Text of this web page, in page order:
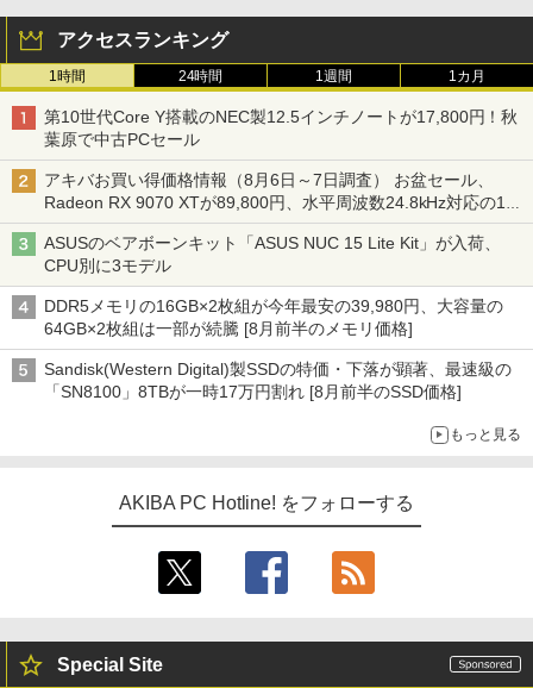
アクセスランキング
1時間 24時間 1週間 1カ月
第10世代Core Y搭載のNEC製12.5インチノートが17,800円！秋
葉原で中古PCセール
アキバお買い得価格情報（8月6日～7日調査） お盆セール、
Radeon RX 9070 XTが89,800円、水平周波数24.8kHz対応の17
型モニターが9,801円、暑さ指数連動セール ほか
ASUSのベアボーンキット「ASUS NUC 15 Lite Kit」が入荷、
CPU別に3モデル
DDR5メモリの16GB×2枚組が今年最安の39,980円、大容量の
64GB×2枚組は一部が続騰 [8月前半のメモリ価格]
Sandisk(Western Digital)製SSDの特価・下落が顕著、最速級の
「SN8100」8TBが一時17万円割れ [8月前半のSSD価格]
もっと見る
AKIBA PC Hotline! をフォローする
Special Site